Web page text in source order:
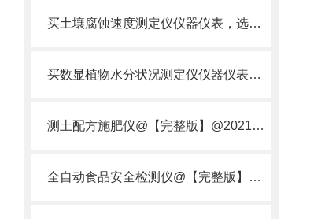
买土壤腐蚀速度测定仪仪器仪表，选【云唐新款】土壤腐蚀速度测定仪
买数显植物水分状况测定仪仪器仪表，就来山东云唐精品货源
测土配方施肥仪@【完整版】@2021专业测土配方施肥仪器仪表
全自动食品安全检测仪@【完整版】@2021专业全自动食品检测仪器仪表